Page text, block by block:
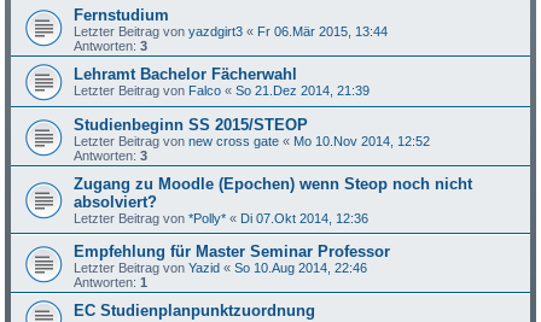
Fernstudium
Letzter Beitrag vonyazdgirt3 « Fr 06.Mär 2015, 13:44
Antworten:3
Lehramt Bachelor Fächerwahl
Letzter Beitrag von Falco «So 21.Dez 2014, 21:39
Studienbeginn SS 2015/STEOP
Letzter Beitrag vonnew cross gate « Mo 10.Nov 2014, 12:52
Antworten:3
Zugang zu Moodle (Epochen) wenn Steop noch nicht
absolviert?
Letzter Beitrag von*Polly* « Di 07.Okt 2014, 12:36
Empfehlung für Master Seminar Professor
Letzter Beitrag vonYazid «So 10.Aug 2014, 22:46
Antworten:1
EC Studienplanpunktzuordnung